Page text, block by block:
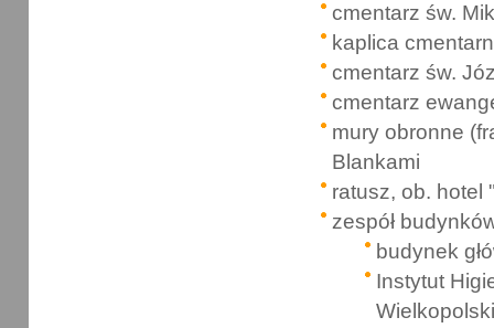
cmentarz św.
kaplica
cmentarz św.
cmentarz
mury obronne
Blankami
ratusz, ob. hotel
zespół
budynek
Instytut